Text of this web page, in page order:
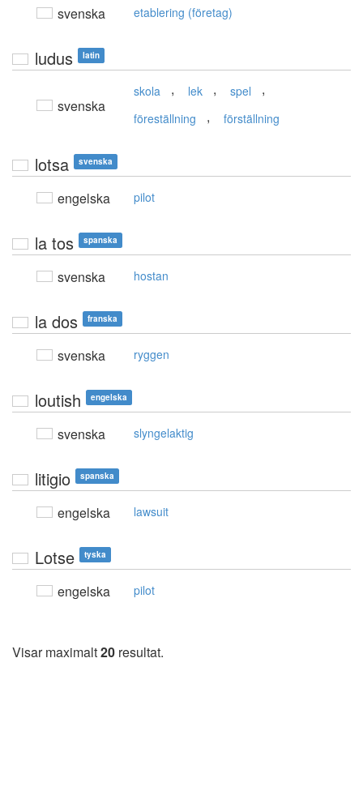
svenska etablering (företag)
ludus latin
svenska
skola , lek , spel ,
föreställning , förställning
lotsa svenska
engelska pilot
la tos spanska
svenska hostan
la dos franska
svenska ryggen
loutish engelska
svenska slyngelaktig
litigio spanska
engelska lawsuit
Lotse tyska
engelska pilot
Visar maximalt20 resultat.